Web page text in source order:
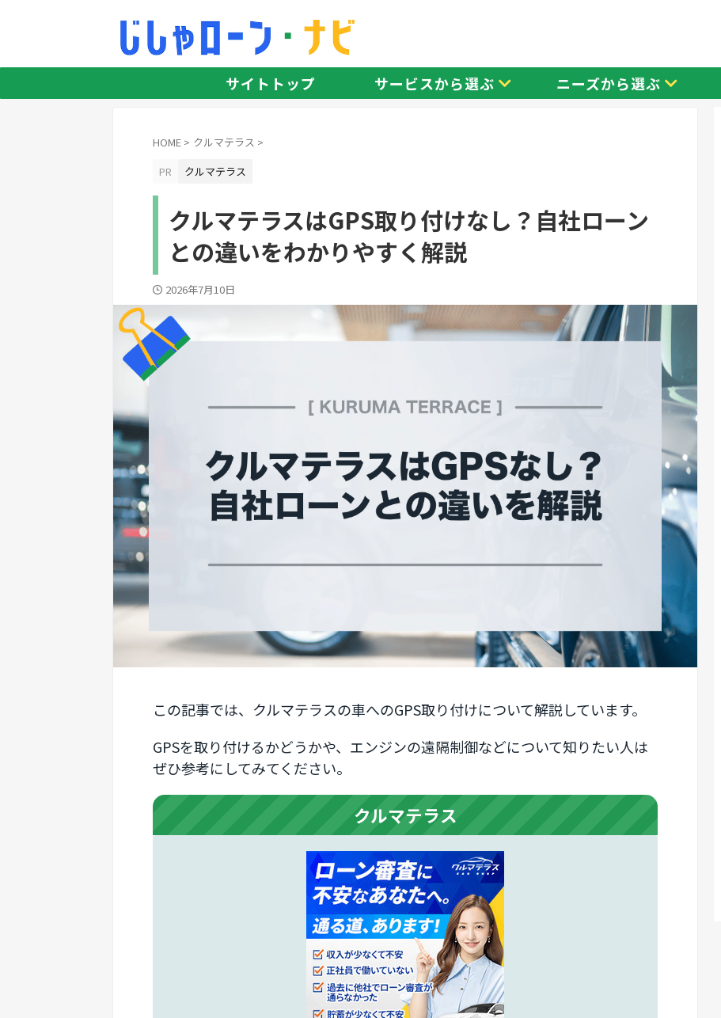
サイトトップ サービスから選ぶ ニーズから選ぶ
HOME > クルマテラス >
PR
クルマテラス
クルマテラスはGPS取り付けなし？自社ローン
との違いをわかりやすく解説
2026年7月10日
この記事では、クルマテラスの車へのGPS取り付けについて解説しています。
GPSを取り付けるかどうかや、エンジンの遠隔制御などについて知りたい人は
ぜひ参考にしてみてください。
クルマテラス